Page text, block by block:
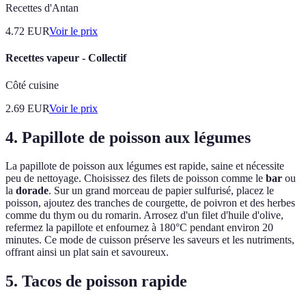
Recettes d'Antan
4.72 EURVoir le prix
Recettes vapeur - Collectif
Côté cuisine
2.69 EURVoir le prix
4. Papillote de poisson aux légumes
La papillote de poisson aux légumes est rapide, saine et nécessite
peu de nettoyage. Choisissez des filets de poisson comme le bar ou
la dorade. Sur un grand morceau de papier sulfurisé, placez le
poisson, ajoutez des tranches de courgette, de poivron et des herbes
comme du thym ou du romarin. Arrosez d'un filet d'huile d'olive,
refermez la papillote et enfournez à 180°C pendant environ 20
minutes. Ce mode de cuisson préserve les saveurs et les nutriments,
offrant ainsi un plat sain et savoureux.
5. Tacos de poisson rapide